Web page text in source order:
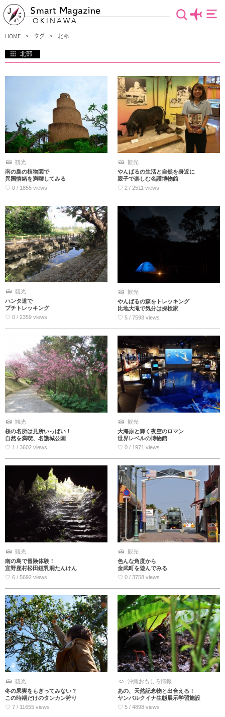
Smart Magazine
OKINAWA
HOME タグ 北部
北部
にも南国フルーツを味わえるカフェや絶景を望むレストラン、昔ながらの沖縄そば
店などグルメスポットもいっぱい！嵐のCMでおなじみのティーヌ浜のハートロッ
クなど行くべき場所が目白押しです！沖縄北部の魅力たっぷりの情報を集めまし
観光
南の島の植物園で
異国情緒を満喫してみる
♡ 0 / 1855 views
観光
やんばるの生活と自然を身近に
親子で楽しむ名護博物館
♡ 2 / 2511 views
観光
ハンタ道で
プチトレッキング
♡ 0 / 2359 views
観光
やんばるの森をトレッキング
比地大滝で気分は探検家
♡ 5 / 7598 views
観光
桜の名所は見所いっぱい！
自然を満喫、名護城公園
♡ 1 / 3602 views
観光
大海原と輝く夜空のロマン
世界レベルの博物館
♡ 0 / 1971 views
観光
南の島で冒険体験！
宜野座村松田鍾乳洞たんけん
♡ 6 / 5692 views
観光
色んな角度から
金武町を遊んでみる
♡ 0 / 3758 views
観光
冬の果実をもぎってみない？
この時期だけのタンカン狩り
♡ 7 / 11655 views
沖縄おもしろ情報
あの、天然記念物と出合える！
ヤンバルクイナ生態展示学習施設
♡ 5 / 4898 views